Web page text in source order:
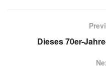
Dieses 70er-